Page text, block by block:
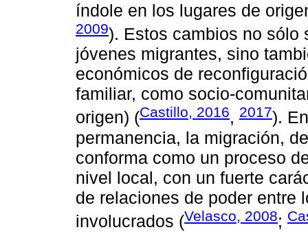
índole en los lugares de
2009). Estos cambios no sólo
jóvenes migrantes, sino
económicos de
familiar, como socio-
origen) (Castillo, 2016, 2017).
permanencia, la migración,
conforma como un proceso
nivel local, con un fuerte
de relaciones de poder entre
involucrados (Velasco, 2008;